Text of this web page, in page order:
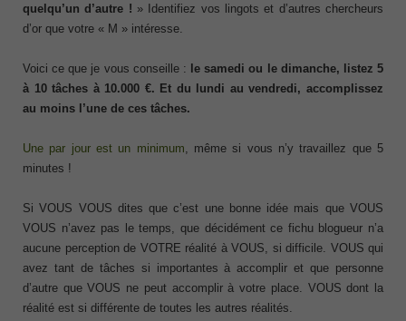
quelqu’un d’autre ! » Identifiez vos lingots et d’autres chercheurs
d’or que votre « M » intéresse.
Voici ce que je vous conseille : le samedi ou le dimanche, listez 5
à 10 tâches à 10.000 €. Et du lundi au vendredi, accomplissez
au moins l’une de ces tâches.
Une par jour est un minimum , même si vous n’y travaillez que 5
minutes !
Si VOUS VOUS dites que c’est une bonne idée mais que VOUS
VOUS n’avez pas le temps, que décidément ce fichu blogueur n’a
aucune perception de VOTRE réalité à VOUS, si difficile. VOUS qui
avez tant de tâches si importantes à accomplir et que personne
d’autre que VOUS ne peut accomplir à votre place. VOUS dont la
réalité est si différente de toutes les autres réalités.